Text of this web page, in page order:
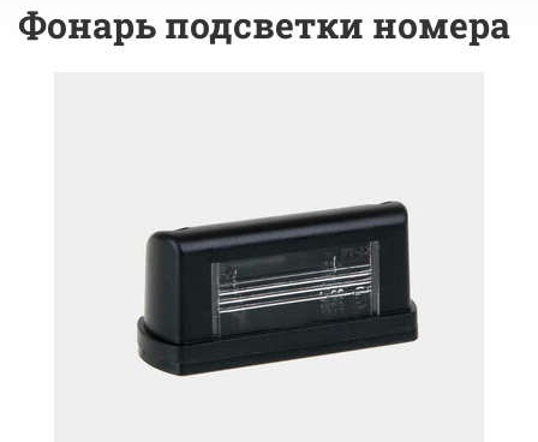
Фонарь подсветки номера